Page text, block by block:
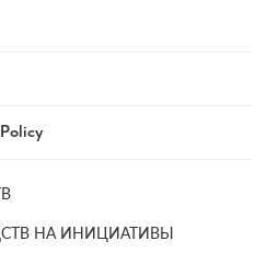
НА ИНИЦИАТИВЫ